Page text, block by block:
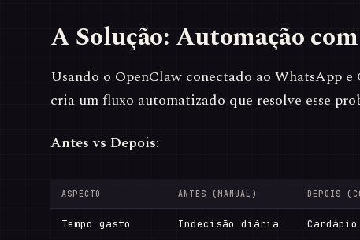
A Solução: Automação
Usando o OpenClaw conectado ao WhatsApp e
cria um fluxo automatizado que resolve esse
Antes vs Depois:
ASPECTO ANTES (MANUAL) DEPOIS
Tempo gasto Indecisão diária